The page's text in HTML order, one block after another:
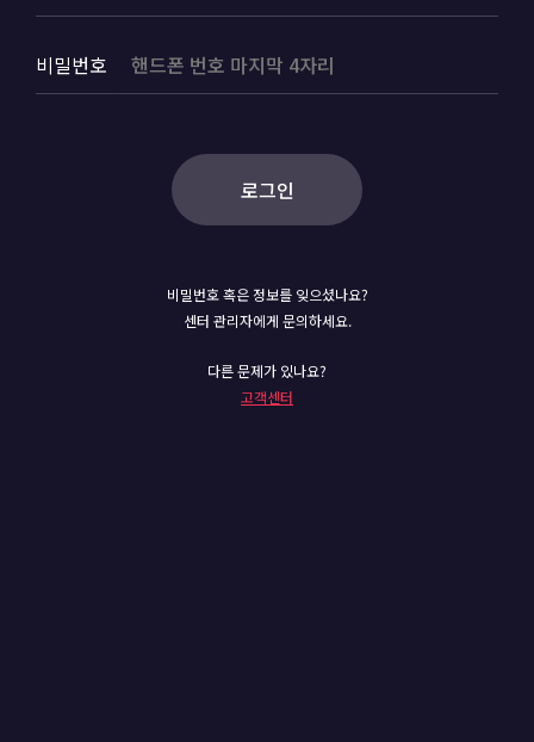
비밀번호
로그인
비밀번호 혹은 정보를 잊으셨나요?
센터 관리자에게 문의하세요.
다른 문제가 있나요?
고객센터